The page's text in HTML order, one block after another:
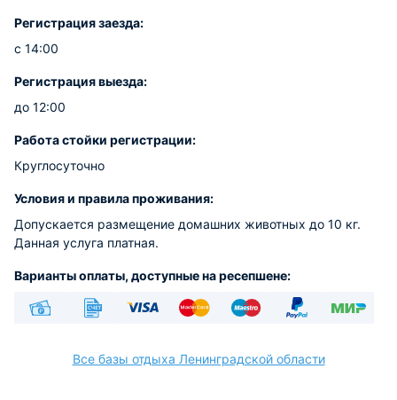
Регистрация заезда:
с 14:00
Регистрация выезда:
до 12:00
Работа стойки регистрации:
Круглосуточно
Условия и правила проживания:
Допускается размещение домашних животных до 10 кг.
Данная услуга платная.
Варианты оплаты, доступные на ресепшене:
Все базы отдыха Ленинградской области